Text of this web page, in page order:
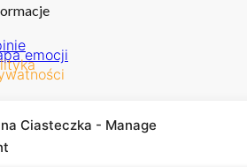
Ciasteczka - Manage
emocji
by Kreatywne Studio